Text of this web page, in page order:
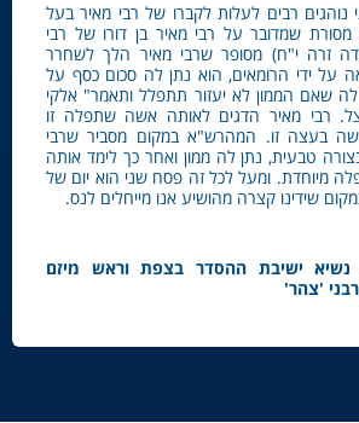
נוהגים רבים לעלות לקברו של רבי מאיר בעל
שמדובר על רבי מאיר בן דורו של רבי
זרה י"ח) מסופר שרבי מאיר הלך לשחרר
ידי הרומאים, הוא נתן לה סכום כסף על
שאם הממון לא יעזור תתפלל ותאמר" אלקי
רבי מאיר הדגים לאותה אשה שתפלה זו
בעצה זו. המהרש"א במקום מסביר שרבי
טבעית, נתן לה ממון ואחר כך לימד אותה
מיוחדת. ומעל לכל זה פסח שני הוא יום של
שידינו קצרה מהושיע אנו מייחלים לנס.
נשיא ישיבת ההסדר בצפת וראש מיזם
'צהר'